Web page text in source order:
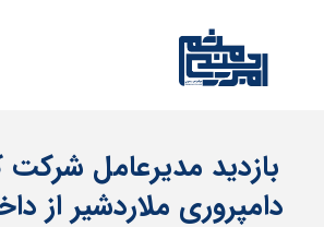
بازدید مدیرعامل
دامپروری ملاردشیر از